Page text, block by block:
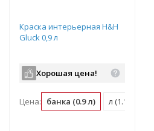
Краска интерьерная H&H
Gluck 0,9 л
Хорошая цена!
Цена: банка (0.9 л) л (1.11 банка)